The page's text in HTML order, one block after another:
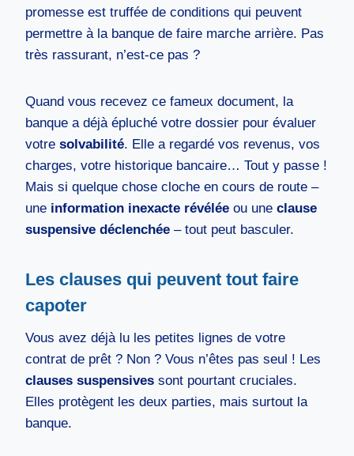
promesse est truffée de conditions qui peuvent
permettre à la banque de faire marche arrière. Pas
très rassurant, n’est-ce pas ?
Quand vous recevez ce fameux document, la
banque a déjà épluché votre dossier pour évaluer
votre solvabilité. Elle a regardé vos revenus, vos
charges, votre historique bancaire… Tout y passe !
Mais si quelque chose cloche en cours de route –
une information inexacte révélée ou une clause
suspensive déclenchée – tout peut basculer.
Les clauses qui peuvent tout faire
capoter
Vous avez déjà lu les petites lignes de votre
contrat de prêt ? Non ? Vous n’êtes pas seul ! Les
clauses suspensives sont pourtant cruciales.
Elles protègent les deux parties, mais surtout la
banque.